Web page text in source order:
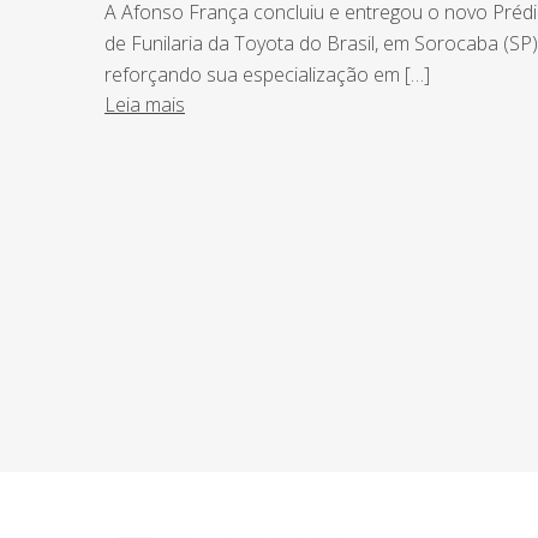
A Afonso França concluiu e entregou o novo
de Funilaria da Toyota do Brasil, em Sorocaba
reforçando sua especialização em […]
Leia mais